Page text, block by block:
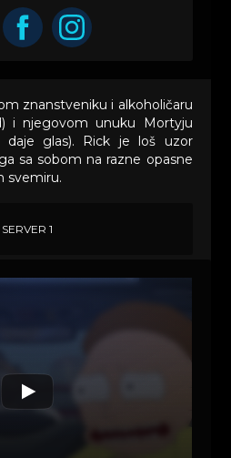
znanstveniku i alkoholičaru
i njegovom unuku Mortyju
daje glas). Rick je loš uzor
sa sobom na razne opasne
svemiru.
SERVER 1